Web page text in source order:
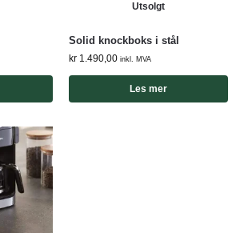
Utsolgt
Solid knockboks i stål
kr 1.490,00 inkl. MVA
Les mer